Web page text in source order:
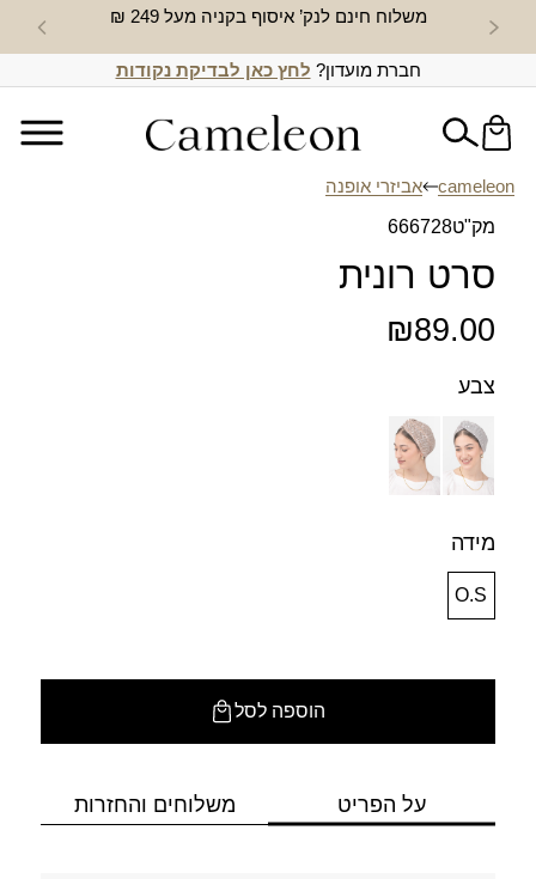
משלוח חינם לנק’ איסוף בקניה מעל 249 ₪ חדש
חברת מועדון? לחץ כאן לבדיקת נקודות
cameleon
אביזרי אופנה
מק"ט666728
סרט רונית
₪89.00
צבע
מידה
O.S
הוספה לסל
על הפריט משלוחים והחזרות